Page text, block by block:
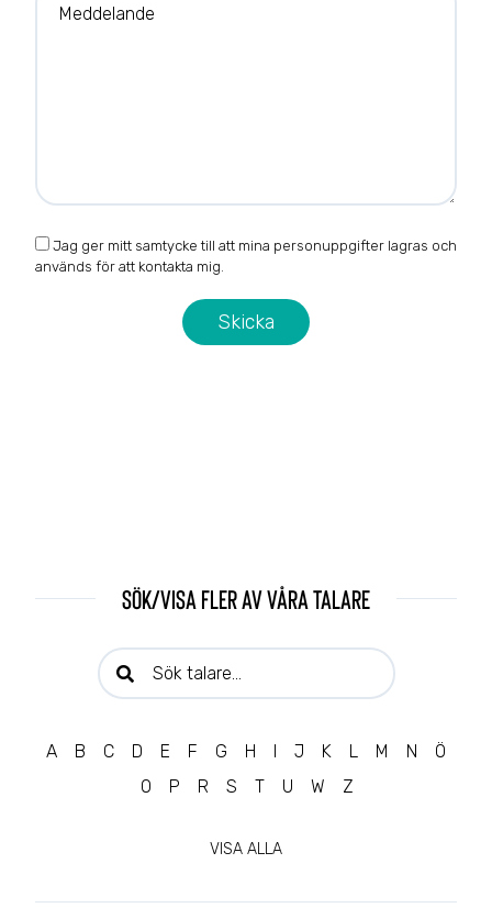
Jag ger mitt samtycke till att mina personuppgifter lagras och
används för att kontakta mig.
Sök/visa fler av våra talare
Sök talare:
A B C D E F G H I J K L M N
Ö
O
P R S T U W Z
VISA ALLA